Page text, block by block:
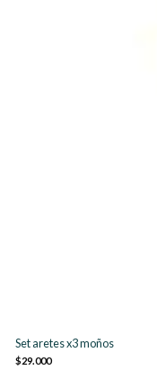
Set aretes x3 moños
$29.000